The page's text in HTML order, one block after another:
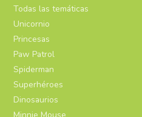
Todas las temáticas
Unicornio
Princesas
Paw Patrol
Spiderman
Superhéroes
Dinosaurios
Minnie Mouse